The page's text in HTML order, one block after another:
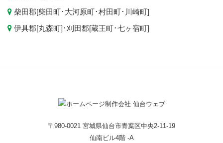
柴田郡[柴田町･ 大河原町･村田町･ 川崎町]
伊具郡[丸森町]･刈田郡[蔵王町･七ヶ宿町]
〒980-0021 宮城県仙台市青葉区中央2-11-19
仙南ビル4階 -A